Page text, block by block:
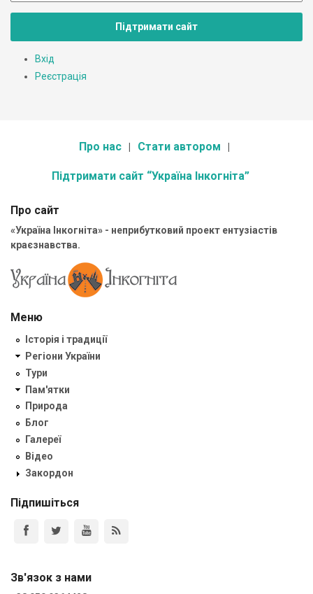
Підтримати сайт
Вхід
Реєстрація
Про нас Стати автором
Підтримати сайт “Україна Інкогніта”
Про сайт
«Україна Інкогніта» - неприбутковий проект ентузіастів
краєзнавства.
Меню
Історія і традиції
Регіони України
Тури
Пам'ятки
Природа
Блог
Галереї
Відео
Закордон
Підпишіться
Зв'язок з нами